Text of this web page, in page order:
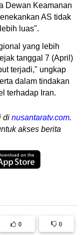
Dewan Keamanan
AS tidak
luas".
yang lebih
tanggal 7 (April)
terjadi," ungkap
dalam tindakan
terhadap Iran.
di nusantaratv.com.
akses berita
0 0